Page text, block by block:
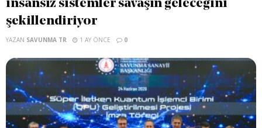
insansız sistemler savaşın geleceğini
şekillendiriyor
YAZAN SAVUNMA TR 1 AY ÖNCE 0